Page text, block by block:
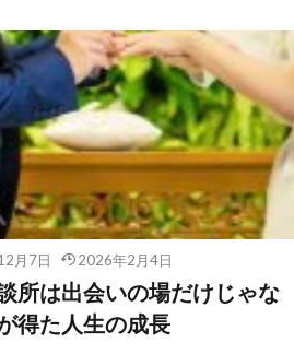
月7日 2026年2月4日
所は出会いの場だけじゃな
得た人生の成長